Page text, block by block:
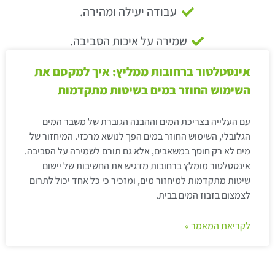
עבודה יעילה ומהירה.
שמירה על איכות הסביבה.
אינסטלטור ברחובות ממליץ: איך למקסם את
השימוש החוזר במים בשיטות מתקדמות
עם העלייה בצריכת המים וההבנה הגוברת של משבר המים
הגלובלי, השימוש החוזר במים הפך לנושא מרכזי. המיחזור של
מים לא רק חוסך במשאבים, אלא גם תורם לשמירה על הסביבה.
אינסטלטור מומלץ ברחובות מדגיש את החשיבות של יישום
שיטות מתקדמות למיחזור מים, ומזכיר כי כל אחד יכול לתרום
לצמצום בזבוז המים בבית.
לקריאת המאמר »